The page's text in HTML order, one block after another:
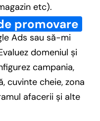
etc).
promovare
Ads sau să-mi
domeniul și
campania,
cuvinte cheie, zona
afacerii și alte